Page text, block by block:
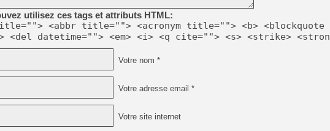
[GK] Déjà des
[Mo5] Brickboy cherche à
[GK] Minecraft et ses «
[GK] Beast of
[GK] Ubisoft : fin de partie
[GK] Mémoire cash -
[GK] Dan Houser (GTA)
[GK] Comment EA Sports
[GK] Crimson Moon : un
[GK] Isle of Reveries : le
[GK] Moonlighter 2 : The
[GK] Capcom relance
utilisez ces tags et attributs HTML:
<abbr title=""> <acronym title=""> <b> <blockquote
<del datetime=""> <em> <i> <q cite=""> <s> <strike>
Votre nom *
Votre adresse email *
Votre site internet